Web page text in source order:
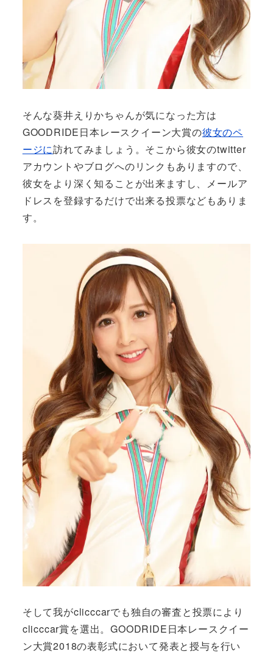
そんな葵井えりかちゃんが気になった方は
GOODRIDE日本レースクイーン大賞の彼女のペ
ージに訪れてみましょう。そこから彼女のtwitter
アカウントやブログへのリンクもありますので、
彼女をより深く知ることが出来ますし、メールア
ドレスを登録するだけで出来る投票などもありま
す。
そして我がclicccarでも独自の審査と投票により
clicccar賞を選出。GOODRIDE日本レースクイー
ン大賞2018の表彰式において発表と授与を行い